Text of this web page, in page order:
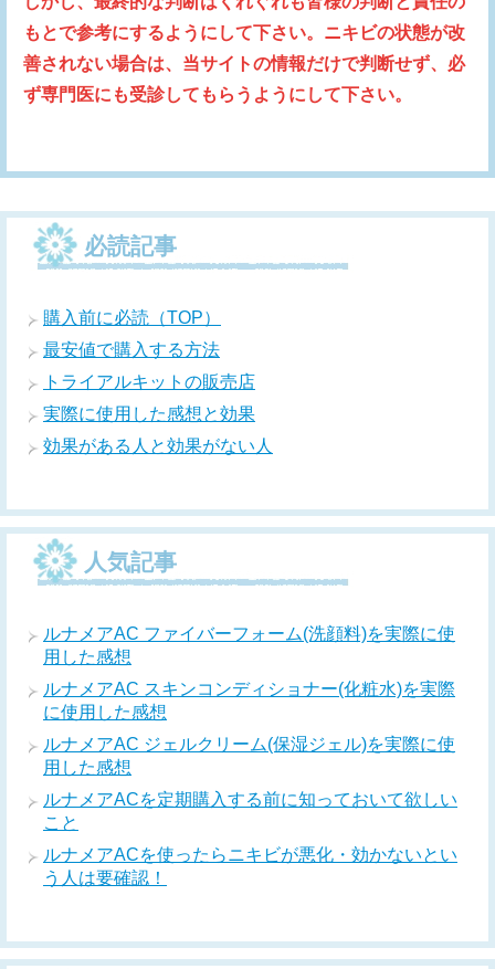
もとで参考にするようにして下さい。ニキビの状態が改
善されない場合は、当サイトの情報だけで判断せず、必
ず専門医にも受診してもらうようにして下さい。
必読記事
購入前に必読（TOP）
最安値で購入する方法
トライアルキットの販売店
実際に使用した感想と効果
効果がある人と効果がない人
人気記事
ルナメアAC ファイバーフォーム(洗顔料)を実際に使
用した感想
ルナメアAC スキンコンディショナー(化粧水)を実際
に使用した感想
ルナメアAC ジェルクリーム(保湿ジェル)を実際に使
用した感想
ルナメアACを定期購入する前に知っておいて欲しい
こと
ルナメアACを使ったらニキビが悪化・効かないとい
う人は要確認！